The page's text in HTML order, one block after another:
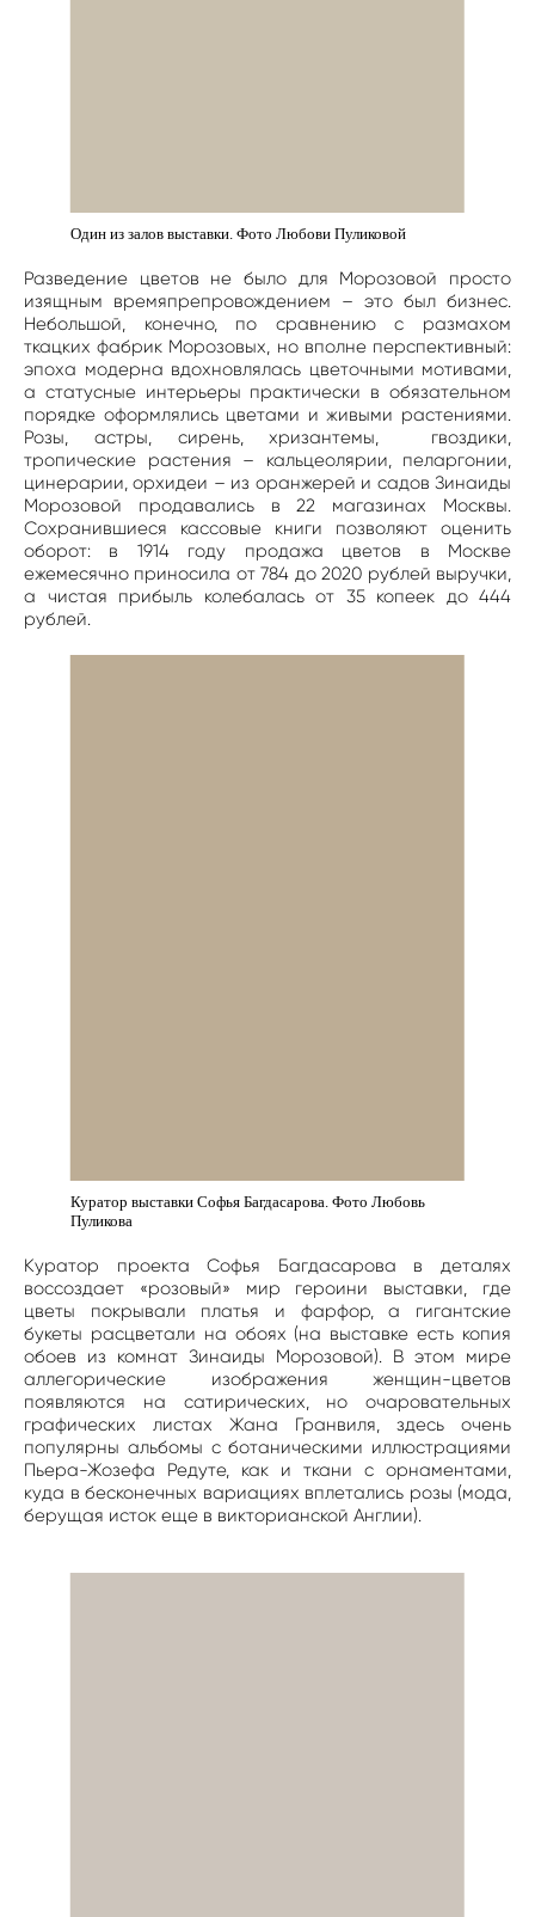
Один из залов выставки. Фото Любови Пуликовой
Разведение цветов не было для Морозовой просто
изящным времяпрепровождением – это был бизнес.
Небольшой, конечно, по сравнению с размахом
ткацких фабрик Морозовых, но вполне перспективный:
эпоха модерна вдохновлялась цветочными мотивами,
а статусные интерьеры практически в обязательном
порядке оформлялись цветами и живыми растениями.
Розы, астры, сирень, хризантемы, гвоздики,
тропические растения – кальцеолярии, пеларгонии,
цинерарии, орхидеи – из оранжерей и садов Зинаиды
Морозовой продавались в 22 магазинах Москвы.
Сохранившиеся кассовые книги позволяют оценить
оборот: в 1914 году продажа цветов в Москве
ежемесячно приносила от 784 до 2020 рублей выручки,
а чистая прибыль колебалась от 35 копеек до 444
рублей.
Куратор выставки Софья Багдасарова. Фото Любовь
Пуликова
Куратор проекта Софья Багдасарова в деталях
воссоздает «розовый» мир героини выставки, где
цветы покрывали платья и фарфор, а гигантские
букеты расцветали на обоях (на выставке есть копия
обоев из комнат Зинаиды Морозовой). В этом мире
аллегорические изображения женщин-цветов
появляются на сатирических, но очаровательных
графических листах Жана Гранвиля, здесь очень
популярны альбомы с ботаническими иллюстрациями
Пьера-Жозефа Редуте, как и ткани с орнаментами,
куда в бесконечных вариациях вплетались розы (мода,
берущая исток еще в викторианской Англии).